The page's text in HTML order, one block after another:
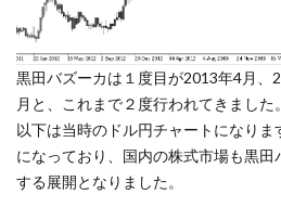
黒田バズーカは１度目が2013年4月、
月と、これまで２度行われてきました。
以下は当時のドル円チャートになり
になっており、国内の株式市場も黒
する展開となりました。